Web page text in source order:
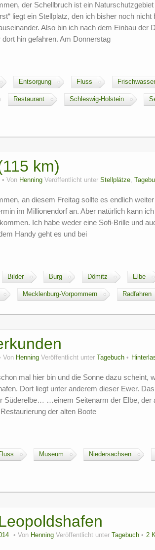
der Schellbruch ist ein
liegt ein Stellplatz, den ich bisher noch
Also bin ich nach dem Einbau der
hin gefahren. Am Donnerstag
Entsorgung Fluss Frischwasser
Restaurant Schleswig-Holstein
km)
Von Henning Veröffentlicht unter Stellplätze,
an diesem Freitag sollte es endlich
im Millionendorf an. Aber natürlich kann
Ich habe weder eine Sofi-Brille und
Handy geht es und bei
Bilder Burg Dömitz Elbe
Mecklenburg-Vorpommern Radfahren
Von Henning Veröffentlicht unter Tagebuch
mal hier bin und die Sonne dazu scheint,
Dort liegt unter anderem dieser Ewer.
Süderelbe… …einem Seitenarm der Elbe, der
der alten Boote
Museum Niedersachsen
Von Henning Veröffentlicht unter Tagebuch 2